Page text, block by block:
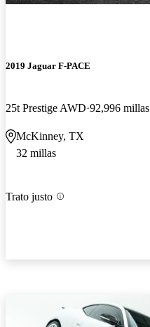
2019 Jaguar F-PACE
25t Prestige AWD 92,996 millas
McKinney, TX
32 millas
Trato justo